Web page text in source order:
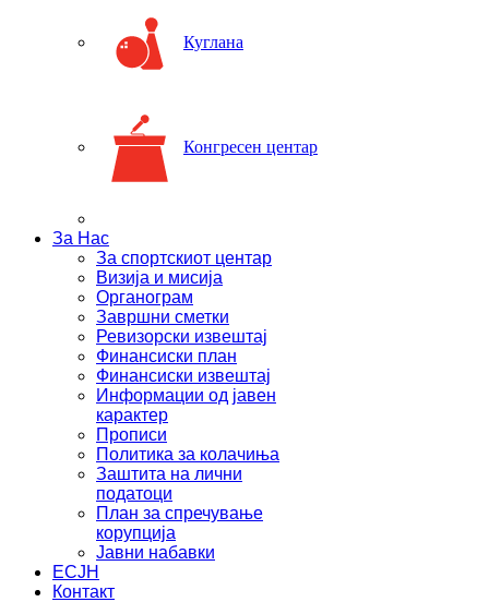
Куглана
Конгресен центар
За Нас
За спортскиот центар
Визија и мисија
Органограм
Завршни сметки
Ревизорски извештај
Финансиски план
Финансиски извештај
Информации од јавен
карактер
Прописи
Политика за колачиња
Заштита на лични
податоци
План за спречување
корупција
Јавни набавки
ЕСЈН
Контакт